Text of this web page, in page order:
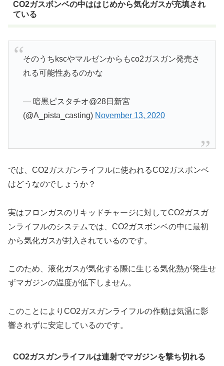
CO2ガスボンベの中ははじめから気化ガスが充填され
ている
そのうちkscやマルゼンからもco2ガスガン発売さ
れる可能性あるのかな
— 暗黒ピスタチオ@28日新宮
(@A_pista_casting) November 13, 2020
では、CO2ガスガンライフルに使われるCO2ガスボンベ
はどうなのでしょうか？
実はフロンガスのリキッドチャージに対してCO2ガスガ
ンライフルのシステムでは、CO2ガスボンベの中に最初
から気化ガスが封入されているのです。
このため、液化ガスが気化する際に生じる気化熱が発生せ
ずマガジンの温度が低下しません。
このことによりCO2ガスガンライフルの作動は気温に影
響されずに安定しているのです。
CO2ガスガンライフルは連射でマガジンを撃ち切れる